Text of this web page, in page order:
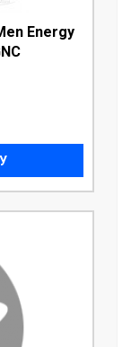
Energy